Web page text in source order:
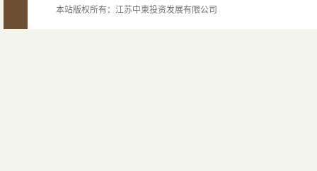
本站版权所有：江苏中柬投资发展有限公司